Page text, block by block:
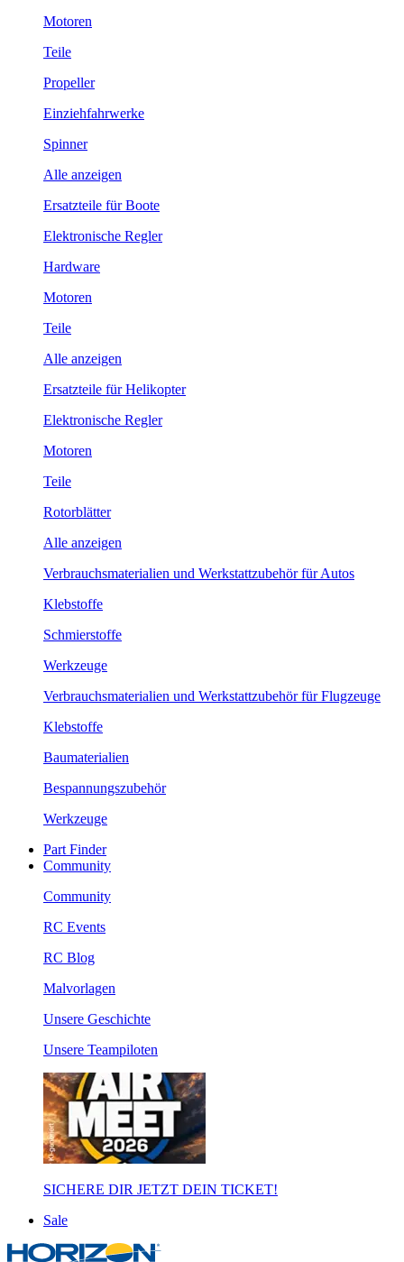
Motoren
Teile
Propeller
Einziehfahrwerke
Spinner
Alle anzeigen
Ersatzteile für Boote
Elektronische Regler
Hardware
Motoren
Teile
Alle anzeigen
Ersatzteile für Helikopter
Elektronische Regler
Motoren
Teile
Rotorblätter
Alle anzeigen
Verbrauchsmaterialien und Werkstattzubehör für Autos
Klebstoffe
Schmierstoffe
Werkzeuge
Verbrauchsmaterialien und Werkstattzubehör für Flugzeuge
Klebstoffe
Baumaterialien
Bespannungszubehör
Werkzeuge
Part Finder
Community
Community
RC Events
RC Blog
Malvorlagen
Unsere Geschichte
Unsere Teampiloten
SICHERE DIR JETZT DEIN TICKET!
Sale